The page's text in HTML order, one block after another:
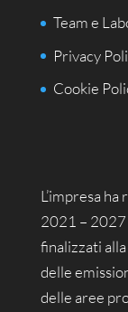
Team e
Privacy
Cookie
L’impresa
2021 – 2027
finalizzati
delle
delle aree